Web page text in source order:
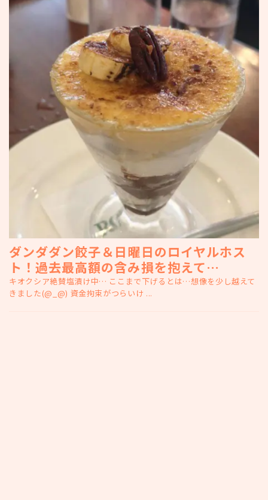
ダンダダン餃子＆日曜日のロイヤルホス
ト！過去最高額の含み損を抱えて…
キオクシア絶賛塩漬け中… ここまで下げるとは…想像を少し越えて
きました(@_@) 資金拘束がつらいけ ...